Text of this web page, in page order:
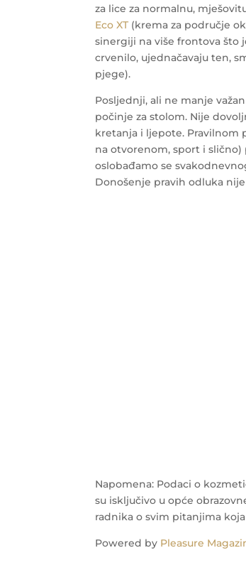
za lice za normalnu,
Eco XT (krema za područje
sinergiji na više frontova što
crvenilo, ujednačavaju ten,
pjege).
Posljednji, ali ne manje
počinje za stolom. Nije
kretanja i ljepote. Pravilnom
na otvorenom, sport i slično)
oslobađamo se
Donošenje pravih odluka
Napomena: Podaci o
su isključivo u opće
radnika o svim pitanjima
Powered by Pleasure